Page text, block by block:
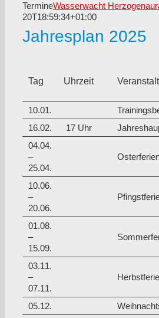
TermineWasserwacht
20T18:59:34+01:00
Jahresplan 2025
Tag Uhrzeit
10.01.
16.02.
17 Uhr
04.04.
–
25.04.
10.06.
–
20.06.
01.08.
–
15.09.
03.11.
–
07.11.
05.12.